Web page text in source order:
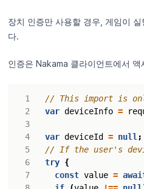
장치 인증만 사용할 경우, 게임이
다.
인증은 Nakama 클라이언트에서
3
4
5
6
7
var deviceInfo =
var deviceId = null ;
try {
const value =